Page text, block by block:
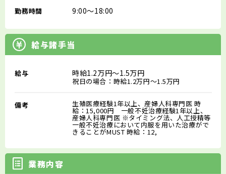
勤務時間 9:00～18:00
給与諸手当
給与 時給1.2万円～1.5万円
祝日の場合：時給1.2万円～1.5万円
備考 生殖医療経験1年以上、産婦人科専門医 時
給：15,000円 一般不妊治療経験1年以上、
産婦人科専門医 ※タイミング法、人工授精等
一般不妊治療において内服を用いた治療がで
きることがMUST 時給：12,
業務内容